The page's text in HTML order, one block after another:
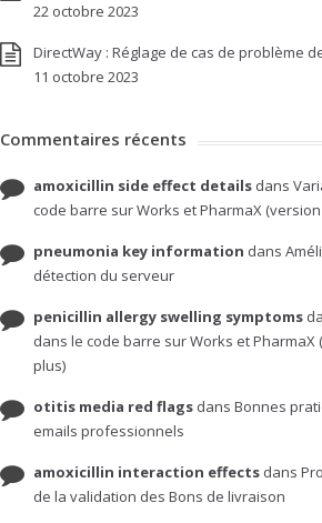
22 octobre 2023
DirectWay : Réglage de cas de problème
11 octobre 2023
Commentaires récents
amoxicillin side effect details dans
code barre sur Works et PharmaX (version
pneumonia key information dans
détection du serveur
penicillin allergy swelling symptoms
dans le code barre sur Works et PharmaX
plus)
otitis media red flags dans Bonnes
emails professionnels
amoxicillin interaction effects dans
de la validation des Bons de livraison